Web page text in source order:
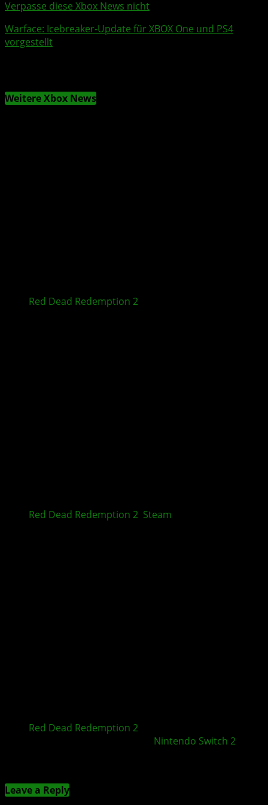
Verpasse diese Xbox News nicht
Warface: Icebreaker-Update fürXBOX One und PS4
vorgestellt
Weitere Xbox News
Red Dead Redemption 2
Red Dead Redemption 2 Steam
Red Dead Redemption 2
Nintendo Switch 2
Leave a Reply